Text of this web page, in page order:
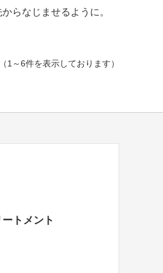
らなじませるように。
1～6件を表示しております）
トメント